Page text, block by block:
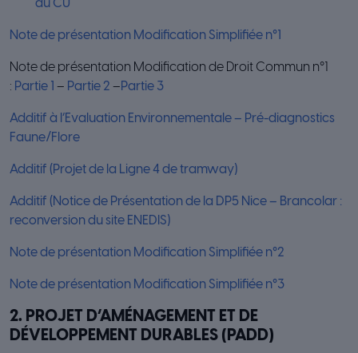
du CU
Note de présentation Modification Simplifiée n°1
Note de présentation Modification de Droit Commun n°1
: Partie 1 – Partie 2 –Partie 3
Additif à l’Evaluation Environnementale – Pré-diagnostics
Faune/Flore
Additif (Projet de la Ligne 4 de tramway)
Additif (Notice de Présentation de la DP5 Nice – Brancolar :
reconversion du site ENEDIS)
Note de présentation Modification Simplifiée n°2
Note de présentation Modification Simplifiée n°3
2. PROJET D’AMÉNAGEMENT ET DE
DÉVELOPPEMENT DURABLES (PADD)